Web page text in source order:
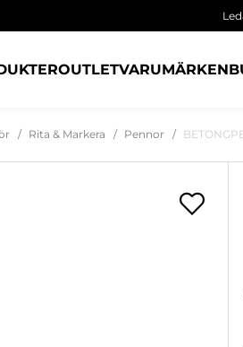
OUTLETVARUMÄRKEN
Rita & Markera Pennor